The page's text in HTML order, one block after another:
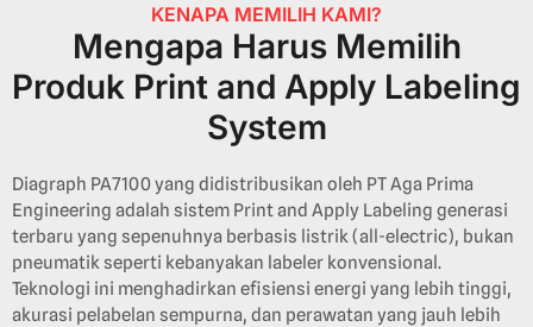
KENAPA MEMILIH KAMI?
Mengapa Harus Memilih
Produk Print and Apply Labeling
System
Diagraph PA7100 yang didistribusikan oleh PT Aga Prima
Engineering adalah sistem Print and Apply Labeling generasi
terbaru yang sepenuhnya berbasis listrik (all-electric), bukan
pneumatik seperti kebanyakan labeler konvensional.
Teknologi ini menghadirkan efisiensi energi yang lebih tinggi,
akurasi pelabelan sempurna, dan perawatan yang jauh lebih